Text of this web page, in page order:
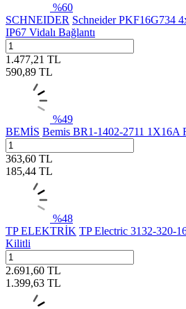
%60
SCHNEIDER Schneider PKF16G734
IP67 Vidalı Bağlantı
1.477,21 TL
590,89 TL
%49
BEMİS Bemis BR1-1402-2711 1X16A
363,60 TL
185,44 TL
%48
TP ELEKTRİK TP Electric 3132-320-
Kilitli
2.691,60 TL
1.399,63 TL